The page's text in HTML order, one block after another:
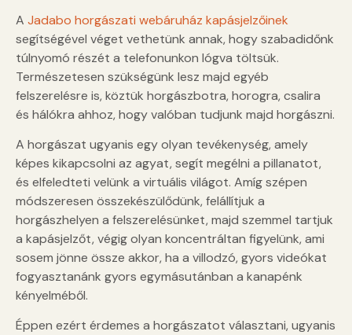
A Jadabo horgászati webáruház kapásjelzőinek
segítségével véget vethetünk annak, hogy szabadidőnk
túlnyomó részét a telefonunkon lógva töltsük.
Természetesen szükségünk lesz majd egyéb
felszerelésre is, köztük horgászbotra, horogra, csalira
és hálókra ahhoz, hogy valóban tudjunk majd horgászni.
A horgászat ugyanis egy olyan tevékenység, amely
képes kikapcsolni az agyat, segít megélni a pillanatot,
és elfeledteti velünk a virtuális világot. Amíg szépen
módszeresen összekészülődünk, felállítjuk a
horgászhelyen a felszerelésünket, majd szemmel tartjuk
a kapásjelzőt, végig olyan koncentráltan figyelünk, ami
sosem jönne össze akkor, ha a villodzó, gyors videókat
fogyasztanánk gyors egymásutánban a kanapénk
kényelméből.
Éppen ezért érdemes a horgászatot választani, ugyanis